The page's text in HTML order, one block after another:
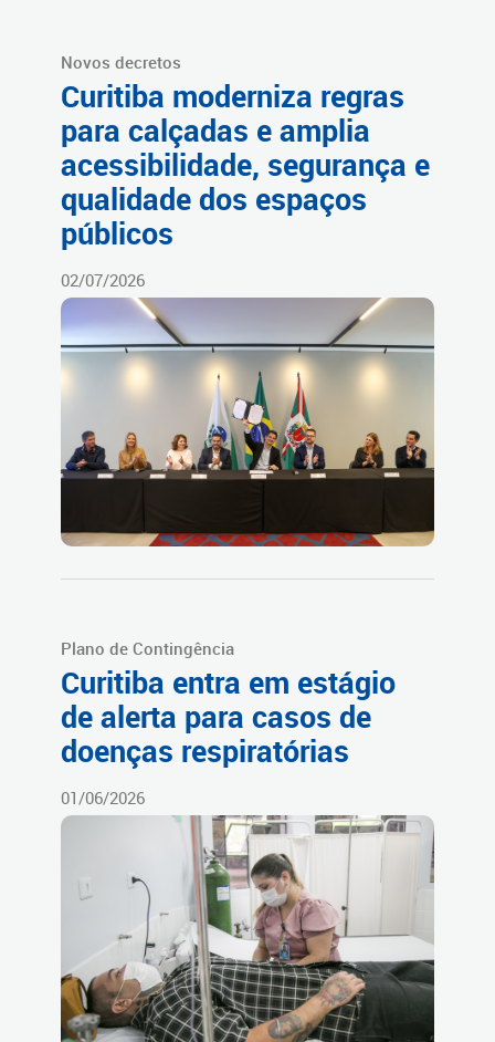
Novos decretos
Curitiba moderniza regras
para calçadas e amplia
acessibilidade, segurança e
qualidade dos espaços
públicos
02/07/2026
Plano de Contingência
Curitiba entra em estágio
de alerta para casos de
doenças respiratórias
01/06/2026